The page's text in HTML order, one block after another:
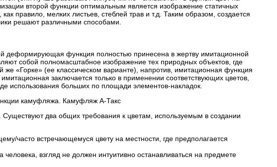
второй функции оптимальным является изображение статичных
правило, мелких листьев, стеблей трав и т.д. Таким образом, создается
решают различными способами.
деформирующая функция полностью принесена в жертву имитационной
собой полномасштабное изображение тех природных объектов, где
же «Горке» (ее классическом варианте), напротив, имитационная функция
заключается только в применении соответствующих цветов,
использования больших по площади элементов-накладок.
камуфляжа. Камуфляж А-Такс
два общих требования к цветам, используемым в создании
часто встречающемуся цвету на местности, где предполагается
взгляд не должен интуитивно останавливаться на предмете